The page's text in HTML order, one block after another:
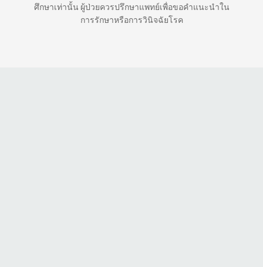
ศึกษาเท่านั้น ผู้ป่วยควรปรึกษาแพทย์เพื่อขอคำแนะนำใน
การรักษาหรือการวินิจฉัยโรค